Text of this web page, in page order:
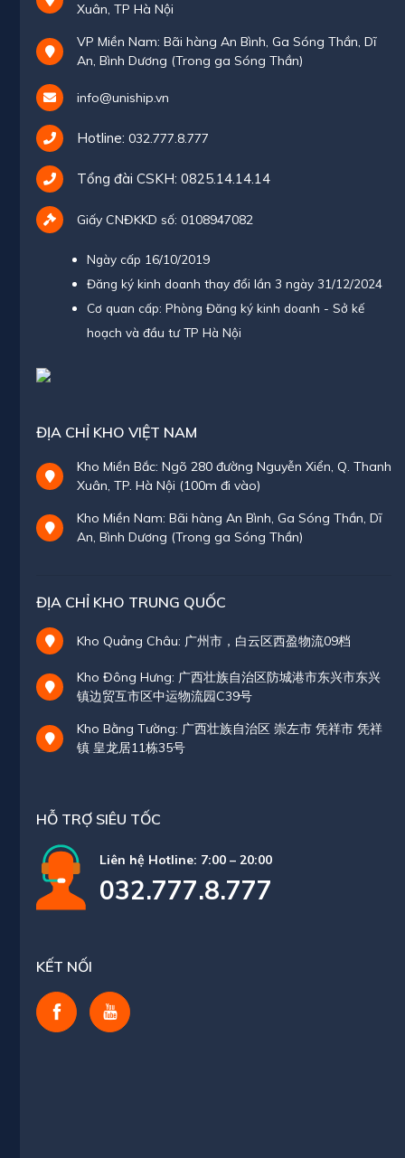
Xuân, TP Hà Nội
VP Miền Nam: Bãi hàng An Bình, Ga Sóng Thần, Dĩ
An, Bình Dương (Trong ga Sóng Thần)
info@uniship.vn
Hotline: 032.777.8.777
Tổng đài CSKH: 0825.14.14.14
Giấy CNĐKKD số: 0108947082
Ngày cấp 16/10/2019
Đăng ký kinh doanh thay đổi lần 3 ngày 31/12/2024
Cơ quan cấp: Phòng Đăng ký kinh doanh - Sở kế
hoạch và đầu tư TP Hà Nội
ĐỊA CHỈ KHO VIỆT NAM
Kho Miền Bắc: Ngõ 280 đường Nguyễn Xiển, Q. Thanh
Xuân, TP. Hà Nội (100m đi vào)
Kho Miền Nam: Bãi hàng An Bình, Ga Sóng Thần, Dĩ
An, Bình Dương (Trong ga Sóng Thần)
ĐỊA CHỈ KHO TRUNG QUỐC
Kho Quảng Châu: 广州市，白云区西盈物流09档
Kho Đông Hưng: 广西壮族自治区防城港市东兴市东兴
镇边贸互市区中运物流园C39号
Kho Bằng Tường: 广西壮族自治区 崇左市 凭祥市 凭祥
镇 皇龙居11栋35号
HỖ TRỢ SIÊU TỐC
Liên hệ Hotline: 7:00 – 20:00
032.777.8.777
KẾT NỐI